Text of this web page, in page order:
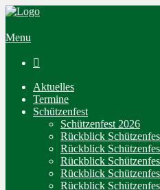
Menu

Aktuelles
Termine
Schützenfest
Schützenfest 2026
Rückblick
Rückblick
Rückblick
Rückblick
Rückblick